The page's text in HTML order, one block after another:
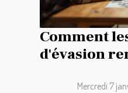
Comment
d'évasion
Mercredi 7